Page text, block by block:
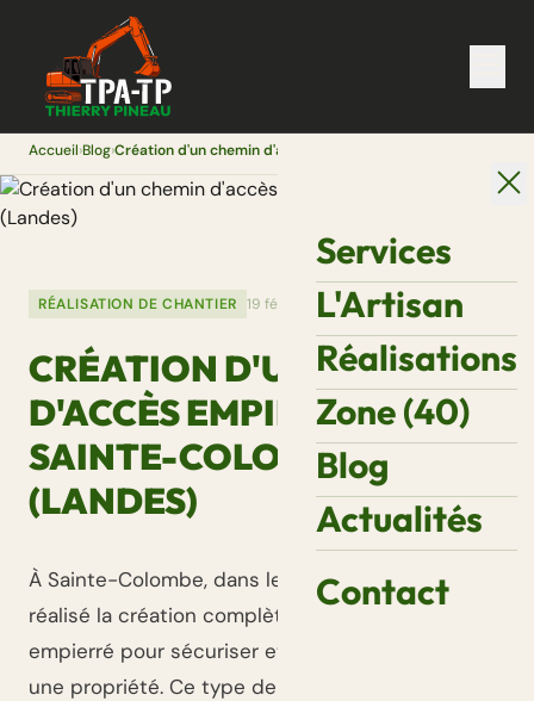
Services
L'Artisan
Réalisations
Zone (40)
Blog
Actualités
Contact
Accueil›Blog›
RÉALISATION DE CHANTIER 19 février 2026
CRÉATION D'UN CHEMIN
D'ACCÈS EMPIERRÉ À
SAINTE-COLOMBE
(LANDES)
À Sainte-Colombe, dans les Landes, TPA-TP a
réalisé la création complète d'un chemin d'accès
empierré pour sécuriser et pérenniser l'accès à
une propriété. Ce type de chantier mobilise